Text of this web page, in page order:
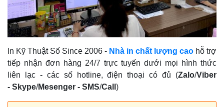
In Kỹ Thuật Số Since 2006 - Nhà in chất lượng cao hỗ trợ
tiếp nhận đơn hàng 24/7 trực tuyến dưới mọi hình thức
liên lạc - các số hotline, điện thoại có đủ (Zalo/Viber
- Skype/Mesenger - SMS/Call )